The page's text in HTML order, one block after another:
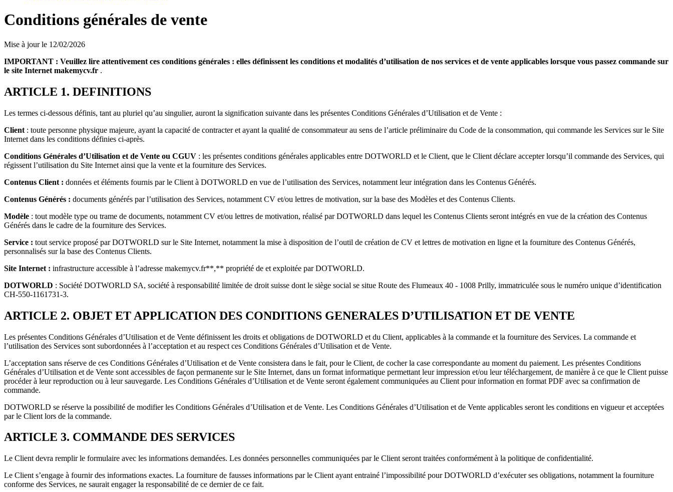
Conditions générales de vente
Mise à jour le 12/02/2026
IMPORTANT : Veuillez lire attentivement ces conditions générales : elles définissent les conditions et modalités d’utilisation de nos services et de vente applicables lorsque vous passez commande sur
le site Internet makemycv.fr .
ARTICLE 1. DEFINITIONS
Les termes ci-dessous définis, tant au pluriel qu’au singulier, auront la signification suivante dans les présentes Conditions Générales d’Utilisation et de Vente :
Client : toute personne physique majeure, ayant la capacité de contracter et ayant la qualité de consommateur au sens de l’article préliminaire du Code de la consommation, qui commande les Services sur le Site
Internet dans les conditions définies ci-après.
Conditions Générales d’Utilisation et de Vente ou CGUV : les présentes conditions générales applicables entre DOTWORLD et le Client, que le Client déclare accepter lorsqu’il commande des Services, qui
régissent l’utilisation du Site Internet ainsi que la vente et la fourniture des Services.
Contenus Client : données et éléments fournis par le Client à DOTWORLD en vue de l’utilisation des Services, notamment leur intégration dans les Contenus Générés.
Contenus Générés : documents générés par l’utilisation des Services, notamment CV et/ou lettres de motivation, sur la base des Modèles et des Contenus Clients.
Modèle : tout modèle type ou trame de documents, notamment CV et/ou lettres de motivation, réalisé par DOTWORLD dans lequel les Contenus Clients seront intégrés en vue de la création des Contenus
Générés dans le cadre de la fourniture des Services.
Service : tout service proposé par DOTWORLD sur le Site Internet, notamment la mise à disposition de l’outil de création de CV et lettres de motivation en ligne et la fourniture des Contenus Générés,
personnalisés sur la base des Contenus Clients.
Site Internet : infrastructure accessible à l’adresse makemycv.fr**,** propriété de et exploitée par DOTWORLD.
DOTWORLD : Société DOTWORLD SA, société à responsabilité limitée de droit suisse dont le siège social se situe Route des Flumeaux 40 - 1008 Prilly, immatriculée sous le numéro unique d’identification
CH-550-1161731-3.
ARTICLE 2. OBJET ET APPLICATION DES CONDITIONS GENERALES D’UTILISATION ET DE VENTE
Les présentes Conditions Générales d’Utilisation et de Vente définissent les droits et obligations de DOTWORLD et du Client, applicables à la commande et la fourniture des Services. La commande et
l’utilisation des Services sont subordonnées à l’acceptation et au respect ces Conditions Générales d’Utilisation et de Vente.
L’acceptation sans réserve de ces Conditions Générales d’Utilisation et de Vente consistera dans le fait, pour le Client, de cocher la case correspondante au moment du paiement. Les présentes Conditions
Générales d’Utilisation et de Vente sont accessibles de façon permanente sur le Site Internet, dans un format informatique permettant leur impression et/ou leur téléchargement, de manière à ce que le Client puisse
procéder à leur reproduction ou à leur sauvegarde. Les Conditions Générales d’Utilisation et de Vente seront également communiquées au Client pour information en format PDF avec sa confirmation de
commande.
DOTWORLD se réserve la possibilité de modifier les Conditions Générales d’Utilisation et de Vente. Les Conditions Générales d’Utilisation et de Vente applicables seront les conditions en vigueur et acceptées
par le Client lors de la commande.
ARTICLE 3. COMMANDE DES SERVICES
Le Client devra remplir le formulaire avec les informations demandées. Les données personnelles communiquées par le Client seront traitées conformément à la politique de confidentialité.
Le Client s’engage à fournir des informations exactes. La fourniture de fausses informations par le Client ayant entrainé l’impossibilité pour DOTWORLD d’exécuter ses obligations, notamment la fourniture
conforme des Services, ne saurait engager la responsabilité de ce dernier de ce fait.